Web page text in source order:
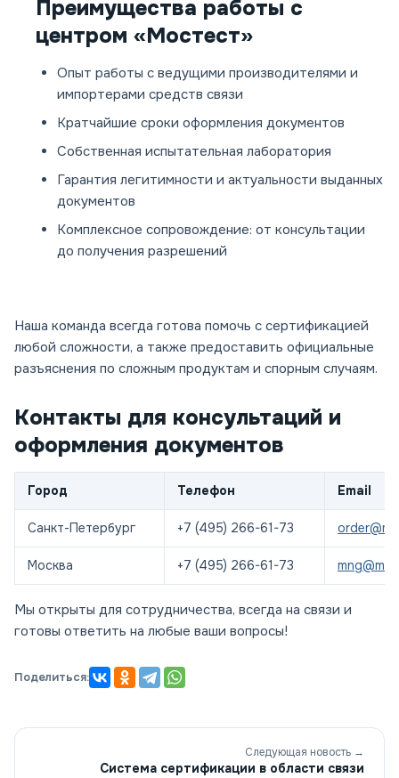
Преимущества работы с
центром «Мостест»
Опыт работы с ведущими производителями и
импортерами средств связи
Кратчайшие сроки оформления документов
Собственная испытательная лаборатория
Гарантия легитимности и актуальности выданных
документов
Комплексное сопровождение: от консультации
до получения разрешений
Наша команда всегда готова помочь с сертификацией
любой сложности, а также предоставить официальные
разъяснения по сложным продуктам и спорным случаям.
Контакты для консультаций и
оформления документов
Город Телефон Email
Санкт-Петербург +7 (495) 266-61-73
Москва +7 (495) 266-61-73
Мы открыты для сотрудничества, всегда на связи и
готовы ответить на любые ваши вопросы!
Поделиться:
Следующая новость →
Система сертификации в области связи